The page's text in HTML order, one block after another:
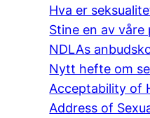
Hva er
Stine en av
NDLAs
Nytt hefte om
Acceptability of
Address of